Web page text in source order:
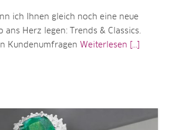
ich Ihnen gleich noch eine neue
ans Herz legen: Trends & Classics.
Kundenumfragen Weiterlesen [...]